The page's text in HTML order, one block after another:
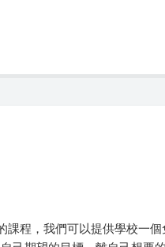
程，我們可以提供學校一